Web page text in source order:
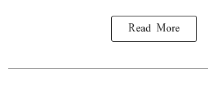
Read More